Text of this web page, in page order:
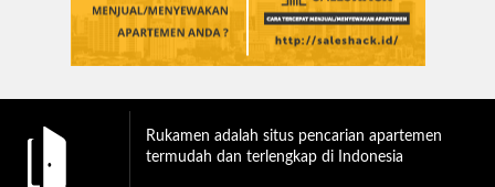
Rukamen adalah situs pencarian apartemen
termudah dan terlengkap di Indonesia